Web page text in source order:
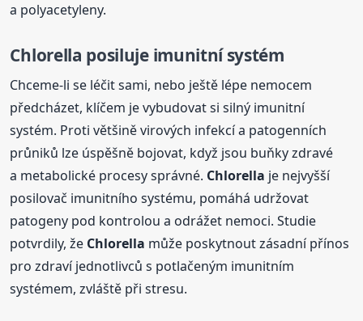
a polyacetyleny.
Chlorella posiluje imunitní systém
Chceme-li se léčit sami, nebo ještě lépe nemocem
předcházet, klíčem je vybudovat si silný imunitní
systém. Proti většině virových infekcí a patogenních
průniků lze úspěšně bojovat, když jsou buňky zdravé
a metabolické procesy správné. Chlorella je nejvyšší
posilovač imunitního systému, pomáhá udržovat
patogeny pod kontrolou a odrážet nemoci. Studie
potvrdily, že Chlorella může poskytnout zásadní přínos
pro zdraví jednotlivců s potlačeným imunitním
systémem, zvláště při stresu.